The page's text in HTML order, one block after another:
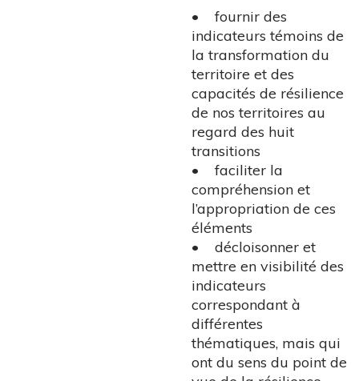
• fournir des
indicateurs témoins de
la transformation du
territoire et des
capacités de résilience
de nos territoires au
regard des huit
transitions
• faciliter la
compréhension et
l’appropriation de ces
éléments
• décloisonner et
mettre en visibilité des
indicateurs
correspondant à
différentes
thématiques, mais qui
ont du sens du point de